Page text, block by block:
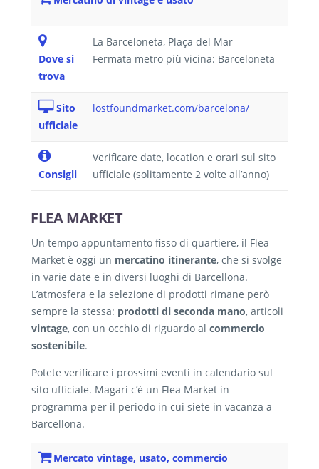
Dove si
trova
La Barceloneta, Plaça del Mar
Fermata metro più vicina: Barceloneta
Sito
ufficiale
lostfoundmarket.com/barcelona/
Consigli
Verificare date, location e orari sul sito
ufficiale (solitamente 2 volte all’anno)
FLEA MARKET
Un tempo appuntamento fisso di quartiere, il Flea
Market è oggi un mercatino itinerante, che si svolge
in varie date e in diversi luoghi di Barcellona.
L’atmosfera e la selezione di prodotti rimane però
sempre la stessa: prodotti di seconda mano, articoli
vintage, con un occhio di riguardo al commercio
sostenibile.
Potete verificare i prossimi eventi in calendario sul
sito ufficiale. Magari c’è un Flea Market in
programma per il periodo in cui siete in vacanza a
Barcellona.
Mercato vintage, usato, commercio